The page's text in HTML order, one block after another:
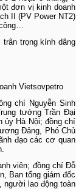
đơn vị kinh doanh
II (PV Power NT2)
trọng kính dâng
Vietsovpetro
chí Nguyễn Sinh
tướng Trần Đại
ủy Hà Nội; đồng chí
Đảng, Phó Chủ
đạo các cơ quan
viên; đồng chí Đỗ
Ban tổng giám đốc
người lao động toàn